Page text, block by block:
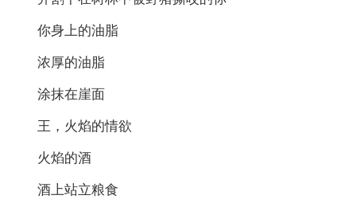
你身上的油脂
浓厚的油脂
涂抹在崖面
王，火焰的情欲
火焰的酒
酒上站立粮食